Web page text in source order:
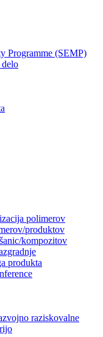
Programme (SEMP)
delo
polimerov
produktov
kompozitov
produkta
raziskovalne